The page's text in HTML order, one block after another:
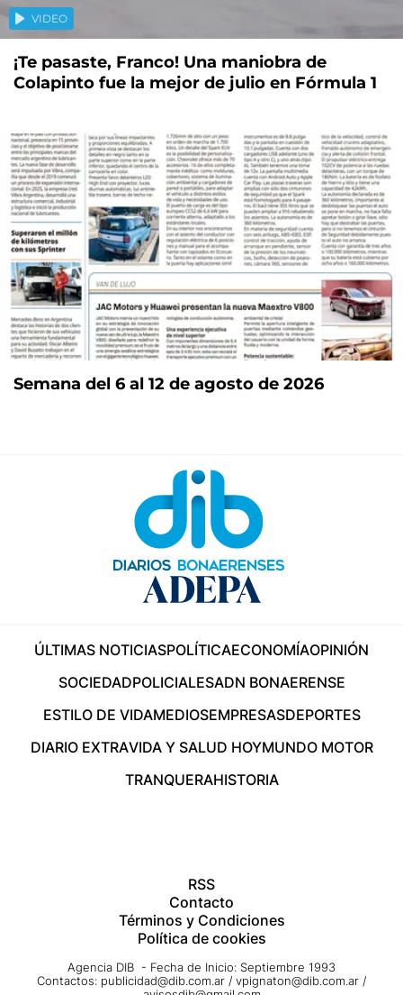
VIDEO
¡Te pasaste, Franco! Una maniobra de
Colapinto fue la mejor de julio en Fórmula 1
Semana del 6 al 12 de agosto de 2026
ÚLTIMAS NOTICIASPOLÍTICAECONOMÍAOPINIÓN
SOCIEDADPOLICIALESADN BONAERENSE
ESTILO DE VIDAMEDIOSEMPRESASDEPORTES
DIARIO EXTRAVIDA Y SALUD HOYMUNDO MOTOR
TRANQUERAHISTORIA
RSS
Contacto
Términos y Condiciones
Política de cookies
Agencia DIB - Fecha de Inicio: Septiembre 1993
Contactos: publicidad@dib.com.ar / vpignaton@dib.com.ar /